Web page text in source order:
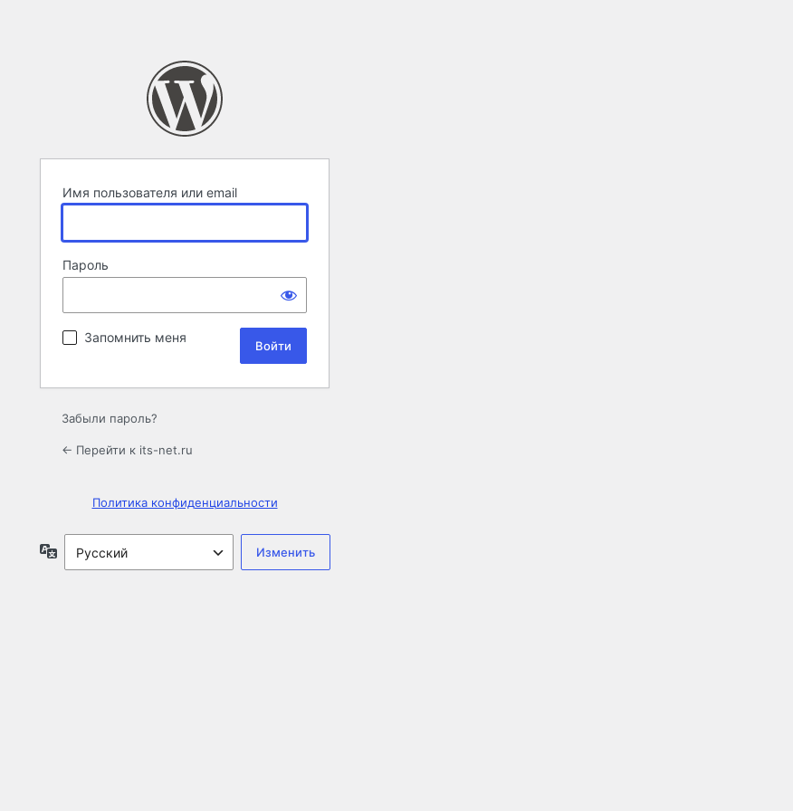
Имя пользователя или email
Пароль
Запомнить меня
Забыли пароль?
← Перейти к its-net.ru
Политика конфиденциальности
Язык